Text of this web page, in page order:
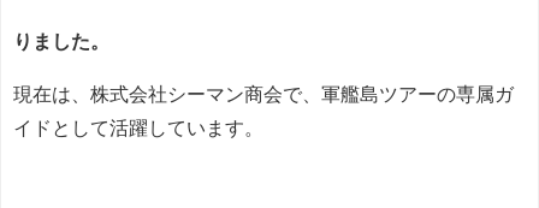
りました。
現在は、株式会社シーマン商会で、軍艦島ツアーの専属ガ
イドとして活躍しています。